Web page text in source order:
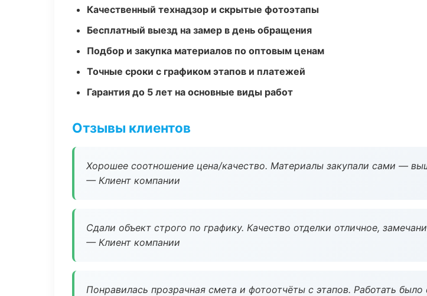
Качественный технадзор и скрытые фотоэтапы
Бесплатный выезд на замер в день обращения
Подбор и закупка материалов по оптовым ценам
Точные сроки с графиком этапов и платежей
Гарантия до 5 лет на основные виды работ
Отзывы клиентов
Хорошее соотношение цена/качество. Материалы закупали сами —
— Клиент компании
Сдали объект строго по графику. Качество отделки отличное,
— Клиент компании
Понравилась прозрачная смета и фотоотчёты с этапов. Работать